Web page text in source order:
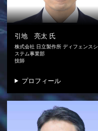
引地 亮太 氏
株式会社 日立製作所 ディフェンスシ
ステム事業部
技師
プロフィール